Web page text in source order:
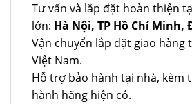
Tư vấn và lắp đặt hoàn thiện
lớn: Hà Nội, TP Hồ Chí Minh,
Vận chuyển lắp đặt giao hàng
Việt Nam.
Hỗ trợ bảo hành tại nhà, kèm
hành hãng hiện có.